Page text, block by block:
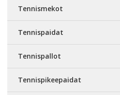
Tennismekot
Tennispaidat
Tennispallot
Tennispikeepaidat